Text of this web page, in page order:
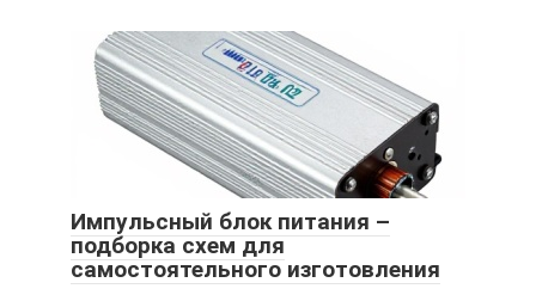
Импульсный блок питания –
подборка схем для
самостоятельного изготовления